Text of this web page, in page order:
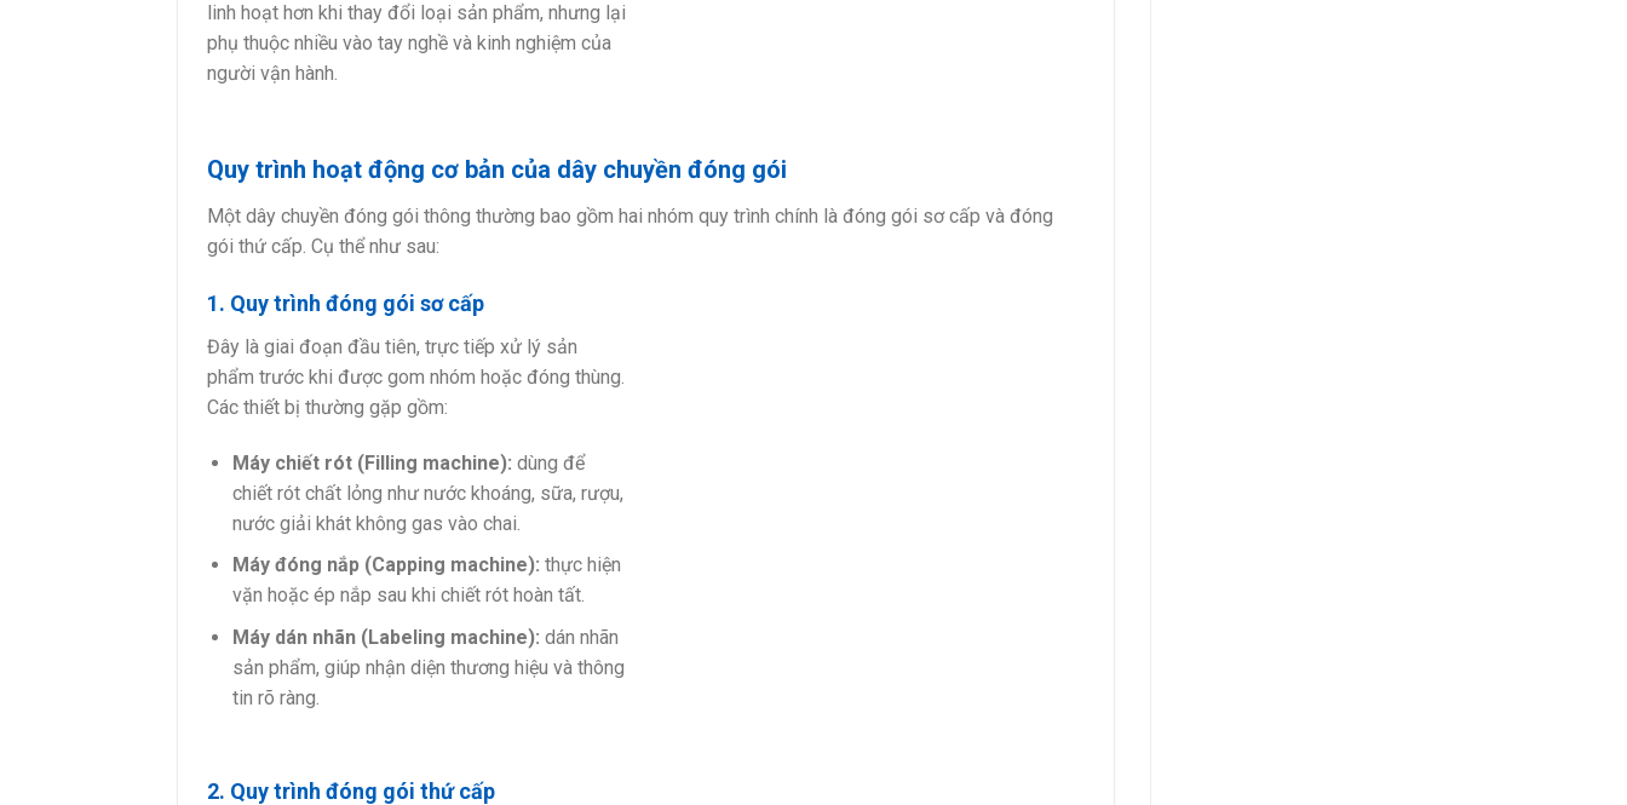
linh hoạt hơn khi thay đổi loại sản phẩm, nhưng lại
phụ thuộc nhiều vào tay nghề và kinh nghiệm của
người vận hành.
Quy trình hoạt động cơ bản của dây chuyền đóng gói
Một dây chuyền đóng gói thông thường bao gồm hai nhóm quy trình chính là đóng gói sơ cấp và đóng
gói thứ cấp. Cụ thể như sau:
1. Quy trình đóng gói sơ cấp
Đây là giai đoạn đầu tiên, trực tiếp xử lý sản
phẩm trước khi được gom nhóm hoặc đóng thùng.
Các thiết bị thường gặp gồm:
Máy chiết rót (Filling machine): dùng để
chiết rót chất lỏng như nước khoáng, sữa, rượu,
nước giải khát không gas vào chai.
Máy đóng nắp (Capping machine): thực hiện
vặn hoặc ép nắp sau khi chiết rót hoàn tất.
Máy dán nhãn (Labeling machine): dán nhãn
sản phẩm, giúp nhận diện thương hiệu và thông
tin rõ ràng.
2. Quy trình đóng gói thứ cấp